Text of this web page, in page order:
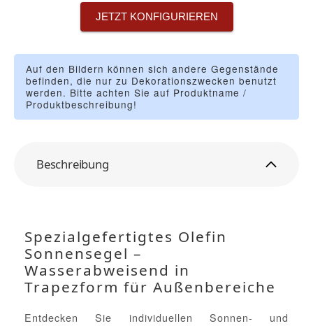
JETZT KONFIGURIEREN
Auf den Bildern können sich andere Gegenstände
befinden, die nur zu Dekorationszwecken benutzt
werden. Bitte achten Sie auf Produktname /
Produktbeschreibung!
Beschreibung
Spezialgefertigtes Olefin
Sonnensegel –
Wasserabweisend in
Trapezform für Außenbereiche
Entdecken Sie individuellen Sonnen- und